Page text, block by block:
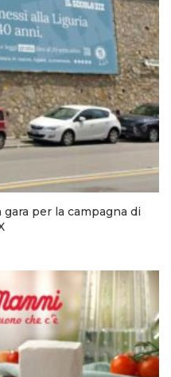
per la campagna di